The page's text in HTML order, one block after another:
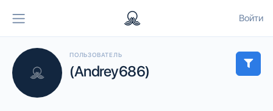
Войти
ПОЛЬЗОВАТЕЛЬ
(Andrey686)